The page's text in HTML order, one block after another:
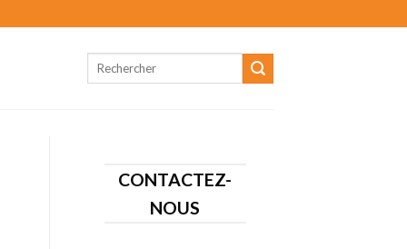
CONTACTEZ-
NOUS